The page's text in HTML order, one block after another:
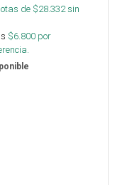
de $28.332sin
$6.800 por